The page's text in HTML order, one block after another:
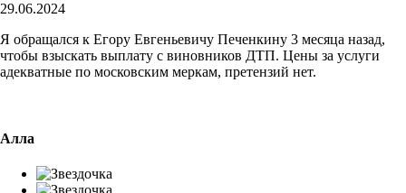
29.06.2024
Я обращался к Егору Евгеньевичу Печенкину 3 месяца назад,
чтобы взыскать выплату с виновников ДТП. Цены за услуги
адекватные по московским меркам, претензий нет.
Алла